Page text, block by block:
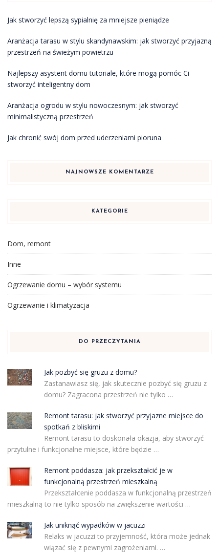
Jak stworzyć lepszą sypialnię za mniejsze pieniądze
Aranżacja tarasu w stylu skandynawskim: jak stworzyć przyjazną
przestrzeń na świeżym powietrzu
Najlepszy asystent domu tutoriale, które mogą pomóc Ci
stworzyć inteligentny dom
Aranżacja ogrodu w stylu nowoczesnym: jak stworzyć
minimalistyczną przestrzeń
Jak chronić swój dom przed uderzeniami pioruna
NAJNOWSZE KOMENTARZE
KATEGORIE
Dom, remont
Inne
Ogrzewanie domu – wybór systemu
Ogrzewanie i klimatyzacja
DO PRZECZYTANIA
Jak pozbyć się gruzu z domu?
Zastanawiasz się, jak skutecznie pozbyć się gruzu z
domu? Zagracona przestrzeń nie tylko …
Remont tarasu: jak stworzyć przyjazne miejsce do
spotkań z bliskimi
Remont tarasu to doskonała okazja, aby stworzyć
przytulne i funkcjonalne miejsce, które będzie …
Remont poddasza: jak przekształcić je w
funkcjonalną przestrzeń mieszkalną
Przekształcenie poddasza w funkcjonalną przestrzeń
mieszkalną to nie tylko sposób na zwiększenie wartości …
Jak uniknąć wypadków w jacuzzi
Relaks w jacuzzi to przyjemność, która może jednak
wiązać się z pewnymi zagrożeniami. …